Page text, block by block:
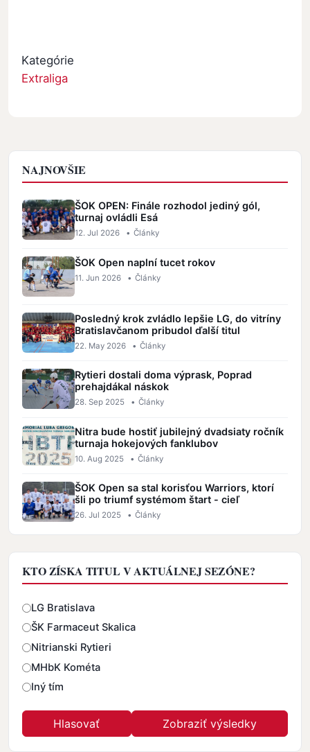
Kategórie
Extraliga
NAJNOVŠIE
ŠOK OPEN: Finále rozhodol jediný gól,
turnaj ovládli Esá
12. Jul 2026 • Články
ŠOK Open naplní tucet rokov
11. Jun 2026 • Články
Posledný krok zvládlo lepšie LG, do vitríny
Bratislavčanom pribudol ďalší titul
22. May 2026 • Články
Rytieri dostali doma výprask, Poprad
prehajdákal náskok
28. Sep 2025 • Články
Nitra bude hostiť jubilejný dvadsiaty ročník
turnaja hokejových fanklubov
10. Aug 2025 • Články
ŠOK Open sa stal korisťou Warriors, ktorí
šli po triumf systémom štart - cieľ
26. Jul 2025 • Články
KTO ZÍSKA TITUL V AKTUÁLNEJ SEZÓNE?
Odpovede
LG Bratislava
ŠK Farmaceut Skalica
Nitrianski Rytieri
MHbK Kométa
Iný tím